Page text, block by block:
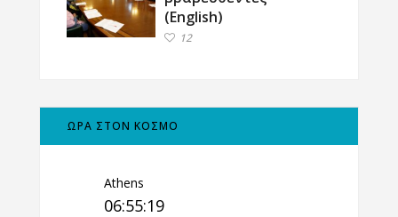
(English)
12
ΩΡΑ ΣΤΟΝ ΚΟΣΜΟ
Athens
06:55:20